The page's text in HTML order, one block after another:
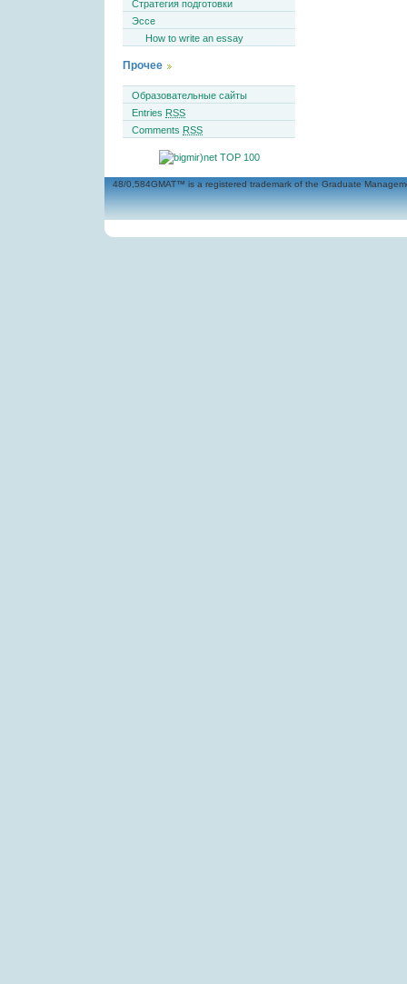
Стратегия подготовки
Эссе
How to write an essay
Прочее
Образовательные сайты
Entries RSS
Comments RSS
48/0,584GMAT™ is a registered trademark of the Graduate